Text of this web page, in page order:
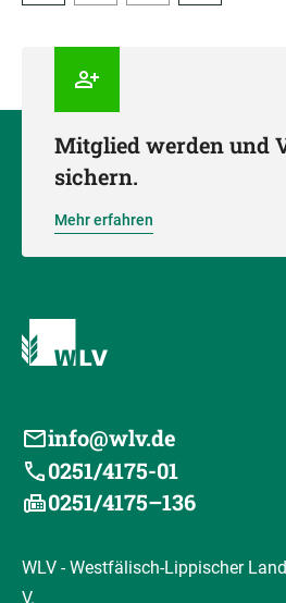
Mitglied werden und
sichern.
Mehr erfahren
info@wlv.de
0251/4175-01
0251/4175–136
WLV - Westfälisch-Lippischer
V.